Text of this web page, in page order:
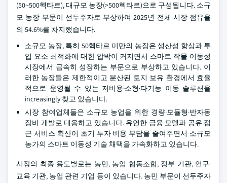
(50~500헥타르), 대규모 농장(>500헥타르)으로 구성됩니다. 소규
모 농장 부문이 선두주자로 부상하여 2025년 전체 시장 점유율
의 54.6%를 차지했습니다.
소규모 농장, 특히 50헥타르 미만의 농장은 생산성 향상과 투
입 요소 최적화에 대한 압박이 커지면서 스마트 작물 이동성
시장에서 급속히 성장하는 부문으로 부상하고 있습니다. 이
러한 농장들은 제한적이고 분산된 토지 보유 환경에서 효율
적으로 운영될 수 있는 저비용·소형·다기능 이동 솔루션을
increasingly 찾고 있습니다.
시장 참여업체들은 소규모 농업을 위한 경량·모듈형·반자동
장비 개발로 대응하고 있습니다. 유연한 금융 모델과 공유 접
근 서비스 확산이 초기 투자 비용 부담을 줄여주면서 소규모
농가의 스마트 이동성 기술 채택을 가속화하고 있습니다.
시장의 최종 용도별로는 농민, 농업 협동조합, 정부 기관, 연구·
교육 기관, 농업 관련 기업 등이 있습니다. 농민 부문이 선두주자